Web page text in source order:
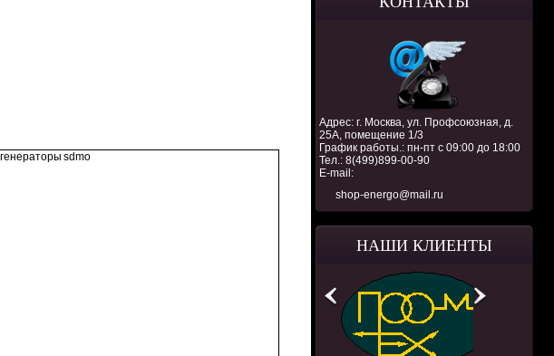
Адрес: г. Москва, ул. Профсоюзная, д.
25А, помещение 1/3
График работы.: пн-пт с 09:00 до 18:00
Тел.: 8(499)899-00-90
E-mail:
shop-energo@mail.ru
НАШИ КЛИЕНТЫ